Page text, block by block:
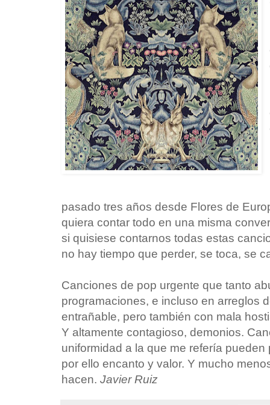
pasado tres años desde Flores de
quiera contar todo en una misma
si quisiese contarnos todas estas
no hay tiempo que perder, se toca, se
Canciones de pop urgente que tanto
programaciones, e incluso en arreglos
entrañable, pero también con mala
Y altamente contagioso, demonios.
uniformidad a la que me refería
por ello encanto y valor. Y mucho
hacen. Javier Ruiz